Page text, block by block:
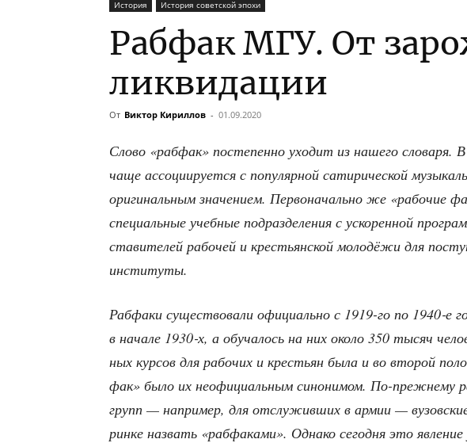
История История советской эпохи
Рабфак МГУ. От
ликвидации
От Виктор Кириллов - 01.09.2020
Сло­во «раб­фак» посте­пен­но ухо­дит из наше­го сло­ва­ря.
чаще ассо­ци­и­ру­ет­ся с попу­ляр­ной сати­ри­че­ской
ори­ги­наль­ным зна­че­ни­ем. Пер­во­на­чаль­но же «рабо­чие
спе­ци­аль­ные учеб­ные под­раз­де­ле­ния с уско­рен­ной
ста­ви­те­лей рабо­чей и кре­стьян­ской моло­дё­жи для
институты.
Раб­фа­ки суще­ство­ва­ли офи­ци­аль­но с 1919-го по 1940‑е
в нача­ле 1930‑х, а обу­ча­лось на них око­ло 350 тысяч
ных кур­сов для рабо­чих и кре­стьян была и во вто­рой
фак» было их неофи­ци­аль­ным сино­ни­мом. По-преж­не­му
групп — напри­мер, для отслу­жив­ших в армии —
рин­ке назвать «раб­фа­ка­ми». Одна­ко сего­дня это